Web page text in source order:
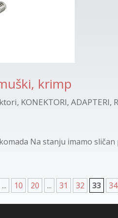
krimp
, KONEKTORI, ADAPTERI,
Na stanju imamo
... 10 20 ... 31 32 33 34